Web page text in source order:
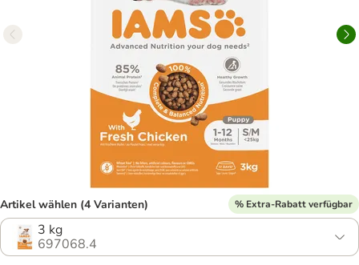
Artikel wählen (4 Varianten) % Extra-Rabatt verfügbar
3 kg
697068.4